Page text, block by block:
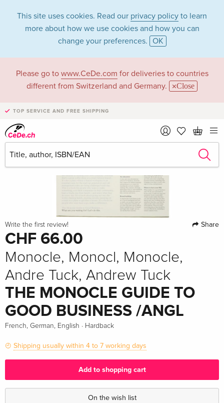
This site uses cookies. Read our privacy policy to learn
more about how we use cookies and how you can
change your preferences. OK
Please go to www.CeDe.com for deliveries to countries
different from Switzerland and Germany.
Close
TOP SERVICE AND FREE SHIPPING
Write the first review! Share
CHF 66.00
Monocle, Monocl, Monocle,
Andre Tuck, Andrew Tuck
THE MONOCLE GUIDE TO
GOOD BUSINESS /ANGL
French, German, English · Hardback
Shipping usually within 4 to 7 working days
Add to shopping cart
On the wish list